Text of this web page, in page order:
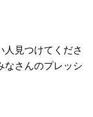
人見つけてくださ
なさんのプレッシ